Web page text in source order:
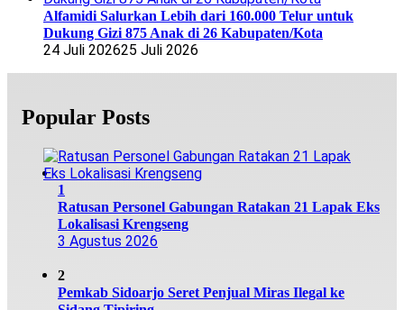
Alfamidi Salurkan Lebih dari 160.000 Telur untuk
Dukung Gizi 875 Anak di 26 Kabupaten/Kota
24 Juli 202625 Juli 2026
Popular Posts
1
Ratusan Personel Gabungan Ratakan 21 Lapak Eks
Lokalisasi Krengseng
3 Agustus 2026
2
Pemkab Sidoarjo Seret Penjual Miras Ilegal ke